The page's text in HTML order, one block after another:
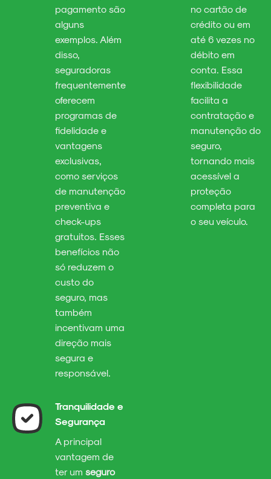
pagamento são
alguns
exemplos. Além
disso,
seguradoras
frequentemente
oferecem
programas de
fidelidade e
vantagens
exclusivas,
como serviços
de manutenção
preventiva e
check-ups
gratuitos. Esses
benefícios não
só reduzem o
custo do
seguro, mas
também
incentivam uma
direção mais
segura e
responsável.
no cartão de
crédito ou em
até 6 vezes no
débito em
conta. Essa
flexibilidade
facilita a
contratação e
manutenção do
seguro,
tornando mais
acessível a
proteção
completa para
o seu veículo.
Tranquilidade e
Segurança
A principal
vantagem de
ter um seguro